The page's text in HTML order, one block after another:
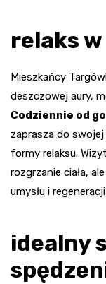
relaks
Mieszkańcy
deszczowej aury,
Codziennie od
zaprasza do
formy relaksu.
rozgrzanie ciała,
umysłu i
idealny